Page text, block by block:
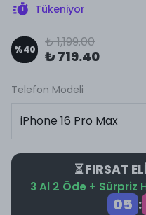
Tükeniyor
%40 ₺ 1,199.00
₺ 719.40
Telefon Modeli
⏳ FIRSAT
3 Al 2 Öde +
05 :